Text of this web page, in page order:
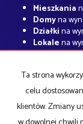
Mieszkania
Domyna
Działkina
Lokalena
Halena
Mieszkania
Domyna
Działkina
Lokalena
Ta strona
celu
klientów. Zmiany